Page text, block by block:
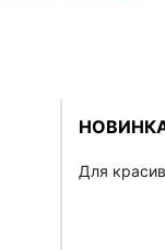
Для